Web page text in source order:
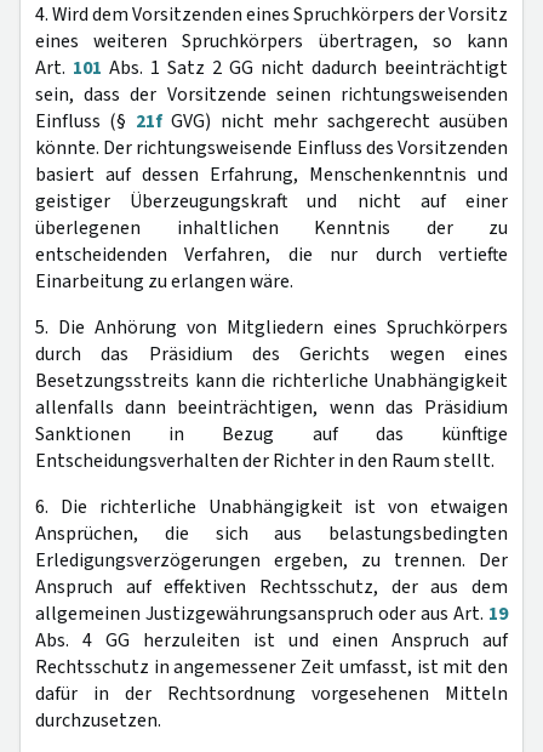
4. Wird dem Vorsitzenden eines Spruchkörpers der Vorsitz
eines weiteren Spruchkörpers übertragen, so kann
Art. 101 Abs. 1 Satz 2 GG nicht dadurch beeinträchtigt
sein, dass der Vorsitzende seinen richtungsweisenden
Einfluss (§ 21fGVG) nicht mehr sachgerecht ausüben
könnte. Der richtungsweisende Einfluss des Vorsitzenden
basiert auf dessen Erfahrung, Menschenkenntnis und
geistiger Überzeugungskraft und nicht auf einer
überlegenen inhaltlichen Kenntnis der zu
entscheidenden Verfahren, die nur durch vertiefte
Einarbeitung zu erlangen wäre.
5. Die Anhörung von Mitgliedern eines Spruchkörpers
durch das Präsidium des Gerichts wegen eines
Besetzungsstreits kann die richterliche Unabhängigkeit
allenfalls dann beeinträchtigen, wenn das Präsidium
Sanktionen in Bezug auf das künftige
Entscheidungsverhalten der Richter in den Raum stellt.
6. Die richterliche Unabhängigkeit ist von etwaigen
Ansprüchen, die sich aus belastungsbedingten
Erledigungsverzögerungen ergeben, zu trennen. Der
Anspruch auf effektiven Rechtsschutz, der aus dem
allgemeinen Justizgewährungsanspruch oder aus Art. 19
Abs. 4 GG herzuleiten ist und einen Anspruch auf
Rechtsschutz in angemessener Zeit umfasst, ist mit den
dafür in der Rechtsordnung vorgesehenen Mitteln
durchzusetzen.